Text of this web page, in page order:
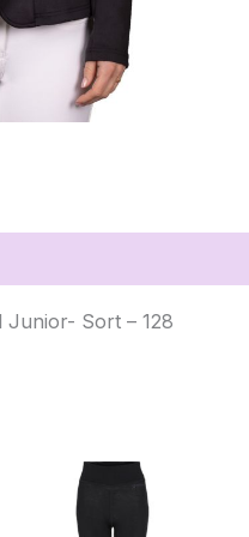
Sort – 128